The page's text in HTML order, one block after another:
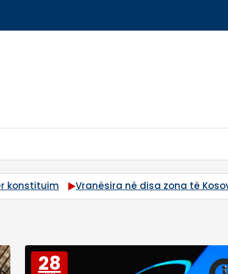
disa zona të Kosovës, IHMK-ja paralajmëron
28